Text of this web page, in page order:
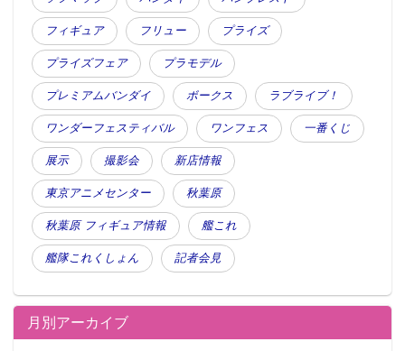
フィギュア フリュー プライズ
プライズフェア プラモデル
プレミアムバンダイ ボークス ラブライブ！
ワンダーフェスティバル ワンフェス 一番くじ
展示 撮影会 新店情報
東京アニメセンター 秋葉原
秋葉原 フィギュア情報 艦これ
艦隊これくしょん 記者会見
月別アーカイブ